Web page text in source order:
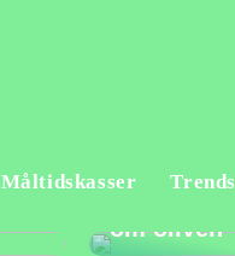
Måltidskasser Trends
om oliven